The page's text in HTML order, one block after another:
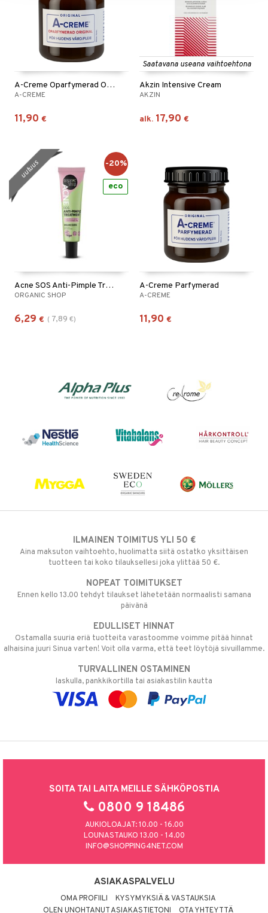
A-Creme Oparfymerad Original
A-CREME
11,90 €
Saatavana useana vaihtoehtona
Akzin Intensive Cream
AKZIN
alk. 17,90 €
Acne SOS Anti-Pimple Treatment
ORGANIC SHOP
6,29 € ( 7,89 €)
uutuus -20%
eco
A-Creme Parfymerad
A-CREME
11,90 €
ILMAINEN TOIMITUS YLI 50 €
Aina maksuton vaihtoehto, huolimatta siitä ostatko yksittäisen
tuotteen tai koko tilauksellesi joka ylittää 50 €.
NOPEAT TOIMITUKSET
Ennen kello 13.00 tehdyt tilaukset lähetetään normaalisti samana
päivänä
EDULLISET HINNAT
Ostamalla suuria eriä tuotteita varastoomme voimme pitää hinnat
alhaisina juuri Sinua varten! Voit olla varma, että teet löytöjä sivuillamme.
TURVALLINEN OSTAMINEN
laskulla, pankkikortilla tai asiakastilin kautta
SOITA TAI LAITA MEILLE SÄHKÖPOSTIA
0800 9 18486
AUKIOLOAJAT: 10.00 - 16.00
LOUNASTAUKO 13.00 - 14.00
INFO@SHOPPING4NET.COM
ASIAKASPALVELU
OMA PROFIILI
KYSYMYKSIÄ & VASTAUKSIA
OLEN UNOHTANUT ASIAKASTIETONI
OTA YHTEYTTÄ